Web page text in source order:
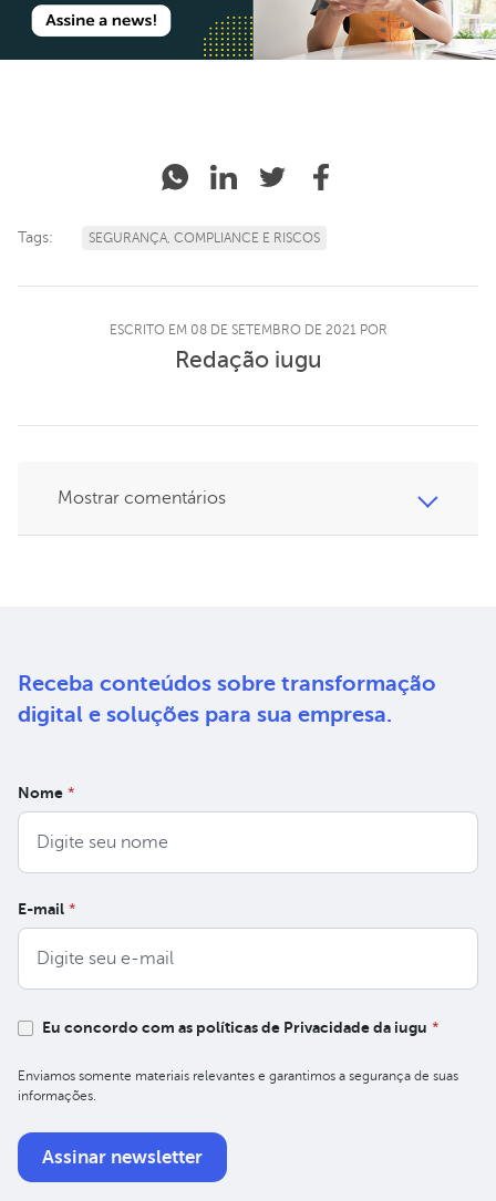
Tags: SEGURANÇA, COMPLIANCE E RISCOS
ESCRITO EM 08 DE SETEMBRO DE 2021 POR
Redação iugu
Mostrar comentários
Receba conteúdos sobre transformação
digital e soluções para sua empresa.
Nome *
E-mail *
Eu concordo com as políticas de Privacidade da iugu *
Enviamos somente materiais relevantes e garantimos a segurança de suas
informações.